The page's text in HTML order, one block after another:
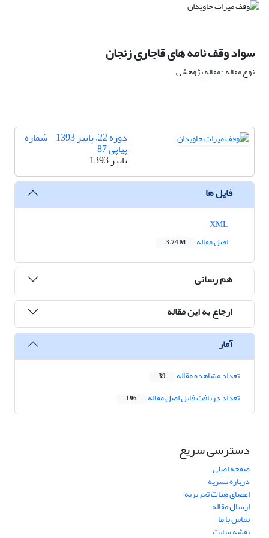
سواد وقف نامه های قاجاری زنجان
نوع مقاله : مقاله پژوهشی
دوره 22، پاییز 1393 - شماره
پیاپی 87
پاییز 1393
فایل ها
اصل مقاله
3.74 M
هم رسانی
ارجاع به این مقاله
آمار
تعداد مشاهده مقاله 39
تعداد دریافت فایل اصل مقاله 196
دسترسی سریع
صفحه اصلی
درباره نشریه
اعضای هیات تحریریه
ارسال مقاله
تماس با ما
نقشه سایت